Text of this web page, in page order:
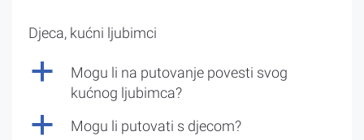
Djeca, kućni ljubimci
a
Mogu li na putovanje povesti svog
kućnog ljubimca?
a Mogu li putovati s djecom?